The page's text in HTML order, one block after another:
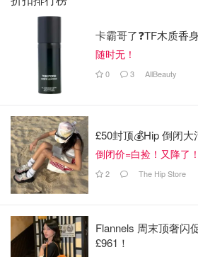
学”的公开表态。
• 鼓吹 “全球气候变化的预测都没成
国机构的大量温室气体导致全球变
升的气候预测已被观测数据印证。
• 声称 “马里科帕县（AZ）故意减少
年大选，该县投票中心为223处，比
• 声称马基（Douglass Mackey）只
被定罪。” 然而事实并非“一个梗图”
查。）
• 声称“民主党《HR 1法案》会让波
卡霸哥了❓TF木质香
随时无！
0 3 AllBeauty
£50封顶💰Hip 倒闭
倒闭价=白捡！又降了
2 The Hip Store
Flannels 周末顶奢闪
£961！